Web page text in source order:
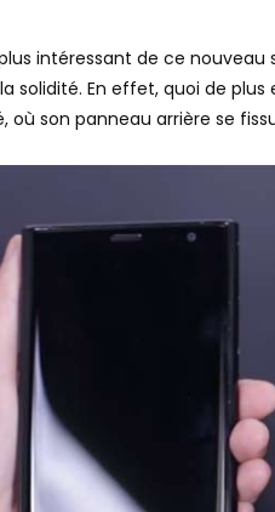
intéressant de ce
solidité. En effet, quoi de
où son panneau arrière se